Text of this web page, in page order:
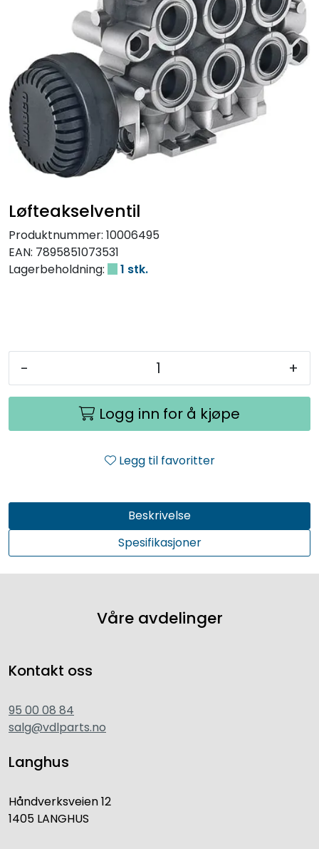
Løfteakselventil
Produktnummer: 10006495
EAN: 7895851073531
Lagerbeholdning:
1 stk.
- +
Logg inn for å kjøpe
Legg til favoritter
Beskrivelse
Spesifikasjoner
Våre avdelinger
Kontakt oss
95 00 08 84
salg@vdlparts.no
Langhus
Håndverksveien 12
1405 LANGHUS